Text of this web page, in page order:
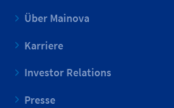
Über Mainova
Karriere
Investor Relations
Presse